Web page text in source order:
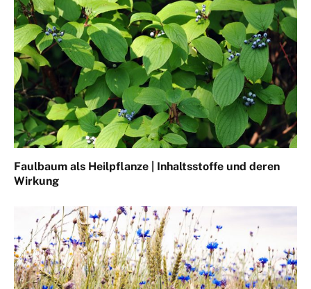
Faulbaum als Heilpflanze | Inhaltsstoffe und deren
Wirkung